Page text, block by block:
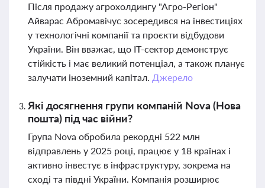
Після продажу агрохолдингу "Агро-Регіон"
Айварас Абромавічус зосередився на інвестиціях
у технологічні компанії та проєкти відбудови
України. Він вважає, що IT-сектор демонструє
стійкість і має великий потенціал, а також планує
залучати іноземний капітал. Джерело
Які досягнення групи компаній Nova (Нова
пошта) під час війни?
Група Nova обробила рекордні 522 млн
відправлень у 2025 році, працює у 18 країнах і
активно інвестує в інфраструктуру, зокрема на
сході та півдні України. Компанія розширює